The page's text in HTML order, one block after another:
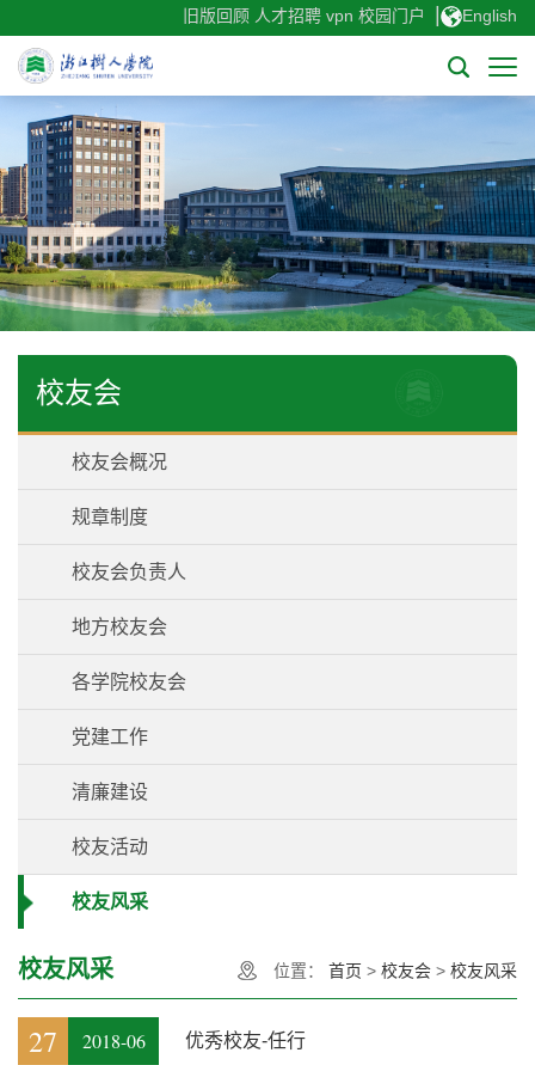
旧版回顾 人才招聘 vpn 校园门户 English
校友会
校友会概况
规章制度
校友会负责人
地方校友会
各学院校友会
党建工作
清廉建设
校友活动
校友风采
校友风采 位置： 首页 > 校友会 > 校友风采
27 2018-06 优秀校友-任行